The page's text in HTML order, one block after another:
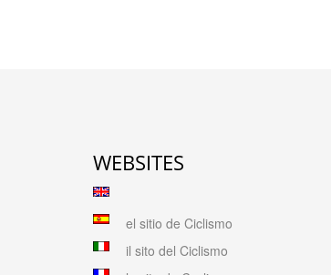
WEBSITES
el sitio de Ciclismo
il sito del Ciclismo